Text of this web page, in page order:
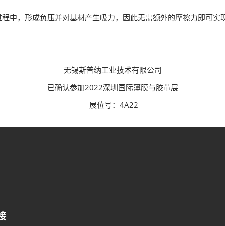
中，形成负压并对基材产生吸力，因此无需额外的摩擦力即可实
无锡斯普纳工业技术有限公司
已确认参加2022深圳国际薄膜与胶带展
展位号：4A22